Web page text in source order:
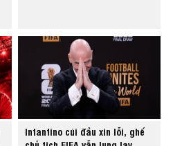
Infantino cúi đầu xin lỗi, ghế